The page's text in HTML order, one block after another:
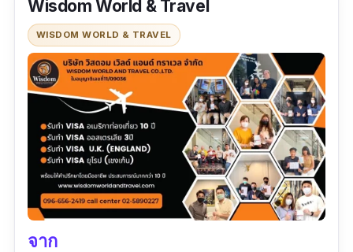
ประสบการณ์ในการให้คำปรึกษา แนะนำ และ
บริการยื่น ขอวีซ่า ทั้งวีซ่าเพื่อการท่องเที่ยว และ
วีซ่าเพื่อธุรกิจ ตั้งแต่ต้นจนจบ ทั้งการจัดเตรียม
เอกสารและตรวจสอบให้ครบถ้วนซึ่งมีหลายขั้น
ตอน ตลอดจนการยื่นวีซ่า จนกระทั่งได้รับผลวีซ่า
จากทางสถานทูต นอกจากนี้ยังมีบริการรับจัดทัวร์
เผื่อใครไม่อยากไปเที่ยว ต่างประเทศแบบคนเดียว
เหงา ๆ สามารถไปใช้บริการได้เด้อ สำนักงานอยู่
เซ็นทรัลบางนา ชั้น 2
ข้อมูลเฉพาะ
Wisdom World & Travel
WISDOM WORLD & TRAVEL
จาก